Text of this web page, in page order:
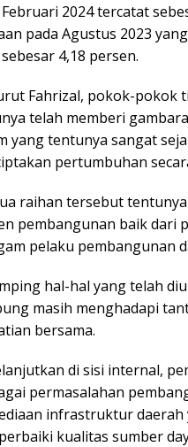
2024 tercatat
pada Agustus 2023
4,18 persen.
Fahrizal, pokok-pokok
telah memberi
yang tentunya sangat
pertumbuhan
raihan tersebut
pembangunan baik dari
pelaku pembangunan
hal-hal yang telah
masih menghadapi
bersama.
di sisi internal,
permasalahan
infrastruktur
kualitas sumber